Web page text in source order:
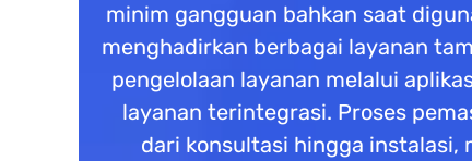
minim gangguan bahkan saat
menghadirkan berbagai layanan
pengelolaan layanan melalui
layanan terintegrasi. Proses
dari konsultasi hingga instalasi,